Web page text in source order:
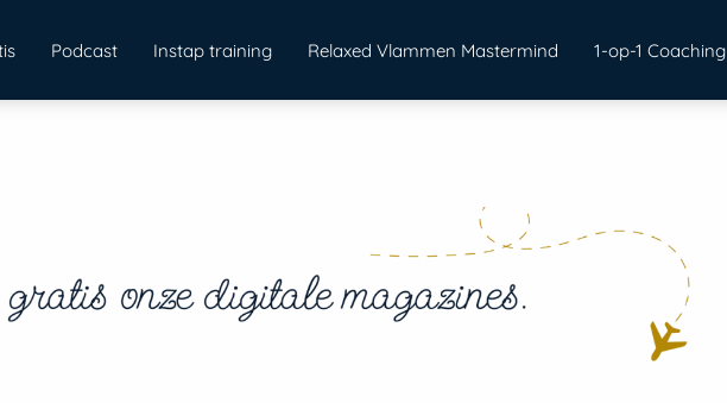
Podcast Instap training Relaxed Vlammen Mastermind 1-op-1 Coaching